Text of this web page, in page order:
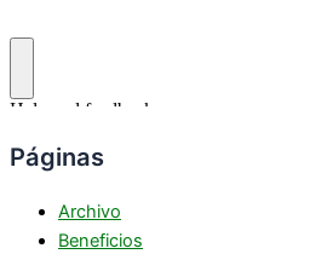
Páginas
Archivo
Beneficios